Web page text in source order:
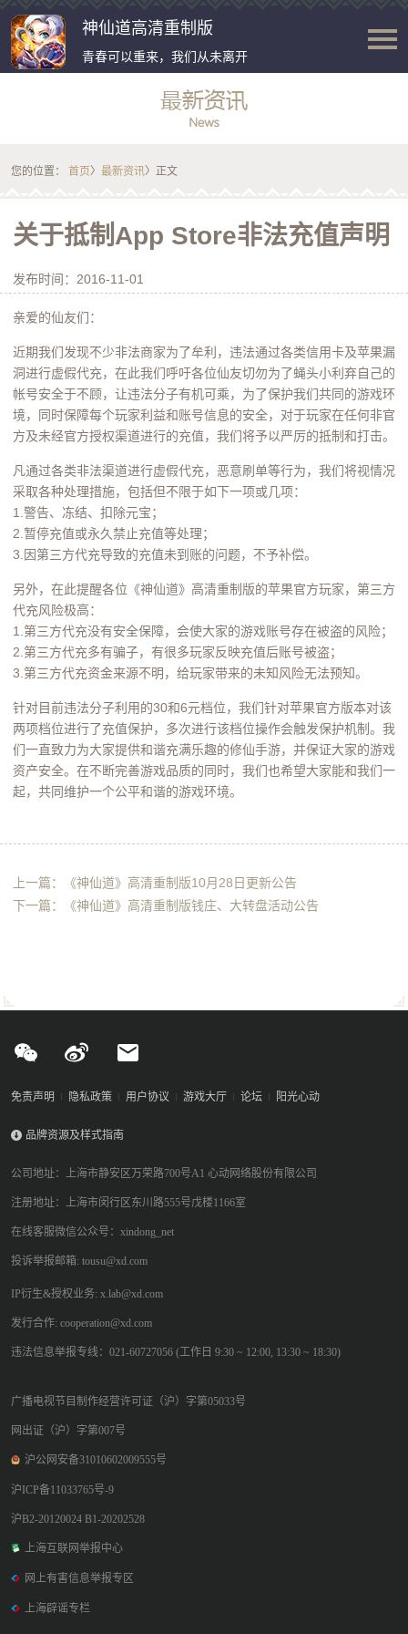
神仙道高清重制版
青春可以重来，我们从未离开
您的位置： 首页〉 最新资讯〉正文
关于抵制App Store非法充值声明
发布时间：2016-11-01
亲爱的仙友们：
近期我们发现不少非法商家为了牟利，违法通过各类信用卡及苹果漏
洞进行虚假代充，在此我们呼吁各位仙友切勿为了蝇头小利弃自己的
帐号安全于不顾，让违法分子有机可乘，为了保护我们共同的游戏环
境，同时保障每个玩家利益和账号信息的安全，对于玩家在任何非官
方及未经官方授权渠道进行的充值，我们将予以严厉的抵制和打击。
凡通过各类非法渠道进行虚假代充，恶意刷单等行为，我们将视情况
采取各种处理措施，包括但不限于如下一项或几项：
1.警告、冻结、扣除元宝；
2.暂停充值或永久禁止充值等处理；
3.因第三方代充导致的充值未到账的问题，不予补偿。
另外，在此提醒各位《神仙道》高清重制版的苹果官方玩家，第三方
代充风险极高：
1.第三方代充没有安全保障，会使大家的游戏账号存在被盗的风险；
2.第三方代充多有骗子，有很多玩家反映充值后账号被盗；
3.第三方代充资金来源不明，给玩家带来的未知风险无法预知。
针对目前违法分子利用的30和6元档位，我们针对苹果官方版本对该
两项档位进行了充值保护，多次进行该档位操作会触发保护机制。我
们一直致力为大家提供和谐充满乐趣的修仙手游，并保证大家的游戏
资产安全。在不断完善游戏品质的同时，我们也希望大家能和我们一
起，共同维护一个公平和谐的游戏环境。
上一篇：《神仙道》高清重制版10月28日更新公告
下一篇：《神仙道》高清重制版钱庄、大转盘活动公告
免责声明 隐私政策 用户协议 游戏大厅 论坛 阳光心动
品牌资源及样式指南
公司地址：上海市静安区万荣路700号A1 心动网络股份有限公司
注册地址：上海市闵行区东川路555号戊楼1166室
在线客服微信公众号：xindong_net
投诉举报邮箱: tousu@xd.com
IP衍生&授权业务: x.lab@xd.com
发行合作: cooperation@xd.com
违法信息举报专线：021-60727056 (工作日 9:30 ~ 12:00, 13:30 ~ 18:30)
广播电视节目制作经营许可证（沪）字第05033号
网出证（沪）字第007号
沪公网安备31010602009555号
沪ICP备11033765号-9
沪B2-20120024 B1-20202528
上海互联网举报中心
网上有害信息举报专区
上海辟谣专栏